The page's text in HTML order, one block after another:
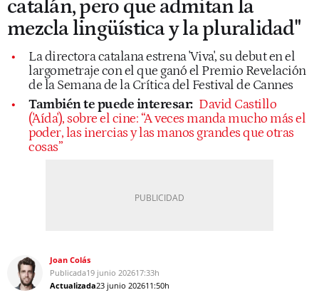
catalán, pero que admitan la
mezcla lingüística y la pluralidad"
La directora catalana estrena 'Viva', su debut en el
largometraje con el que ganó el Premio Revelación
de la Semana de la Crítica del Festival de Cannes
También te puede interesar: David Castillo
('Aída'), sobre el cine: “A veces manda mucho más el
poder, las inercias y las manos grandes que otras
cosas”
Joan Colás
Publicada19 junio 202617:33h
Actualizada23 junio 202611:50h